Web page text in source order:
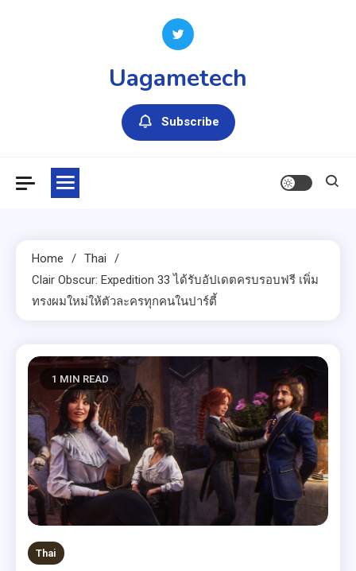
Uagametech
Subscribe
Home
Thai
Clair Obscur: Expedition 33 ได้รับอัปเดตครบรอบฟรี เพิ่ม
ทรงผมใหม่ให้ตัวละครทุกคนในปาร์ตี้
1 MIN READ
Thai